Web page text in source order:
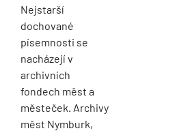
Nejstarší
dochované
písemnosti se
nacházejí v
archivních
fondech měst a
městeček. Archivy
měst Nymburk,